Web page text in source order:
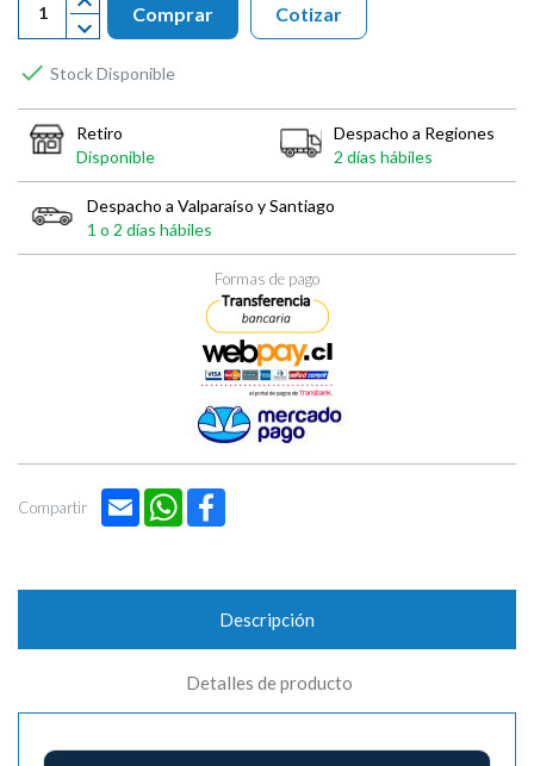
Comprar
 Stock Disponible
Cotizar
Retiro
Disponible
Despacho a Regiones
2 días hábiles
Despacho a Valparaíso y Santiago
1 o 2 días hábiles
Formas de pago
Compartir Email WhatsApp
Descripción
Detalles de producto